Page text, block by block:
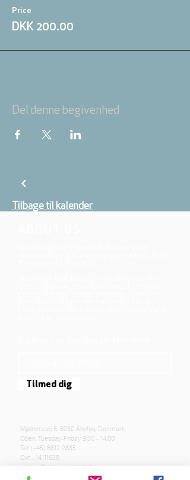
Price
DKK 200.00
Del denne begivenhed
Tilbage til kalender
Tilmed dig
Mjølnersvej 6, 8230 Åbyhøj, Denmark
Open: Tuesday-Friday 9:30 - 14:00
Tel: (+45) 8612 2835
Cvr .: 14111638
aarhus@valgmenighed.dk